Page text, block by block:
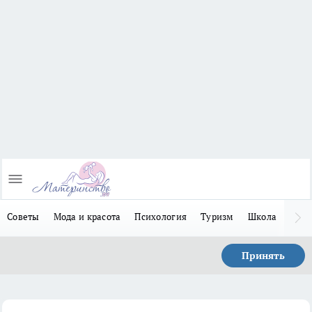
Советы Мода и красота Психология Туризм Школа
Принять